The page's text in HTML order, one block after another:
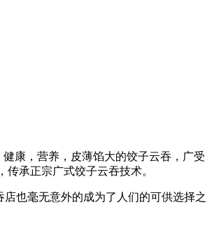
康，营养，皮薄馅大的饺子云吞，广受
承正宗广式饺子云吞技术。
也毫无意外的成为了人们的可供选择之